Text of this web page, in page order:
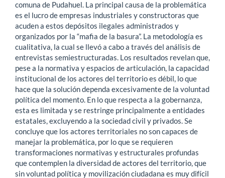
comuna de Pudahuel. La principal causa de la problemática
es el lucro de empresas industriales y constructoras que
acuden a estos depósitos ilegales administrados y
organizados por la “mafia de la basura”. La metodología es
cualitativa, la cual se llevó a cabo a través del análisis de
entrevistas semiestructuradas. Los resultados revelan que,
pese a la normativa y espacios de articulación, la capacidad
institucional de los actores del territorio es débil, lo que
hace que la solución dependa excesivamente de la voluntad
política del momento. En lo que respecta a la gobernanza,
esta es limitada y se restringe principalmente a entidades
estatales, excluyendo a la sociedad civil y privados. Se
concluye que los actores territoriales no son capaces de
manejar la problemática, por lo que se requieren
transformaciones normativas y estructurales profundas
que contemplen la diversidad de actores del territorio, que
sin voluntad política y movilización ciudadana es muy difícil